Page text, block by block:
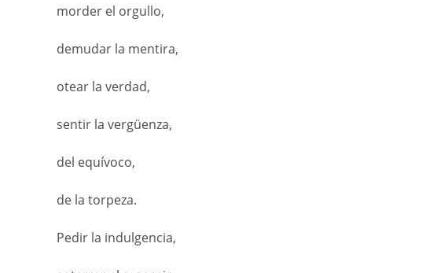
morder el orgullo,
demudar la mentira,
otear la verdad,
sentir la vergüenza,
del equívoco,
de la torpeza.
Pedir la indulgencia,